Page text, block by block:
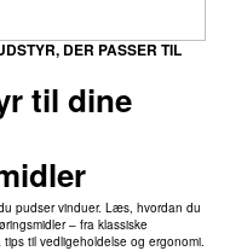
til dine
DER PASSER TIL
pudser vinduer. Læs, hvordan du
– fra klassiske
til vedligeholdelse og ergonomi.